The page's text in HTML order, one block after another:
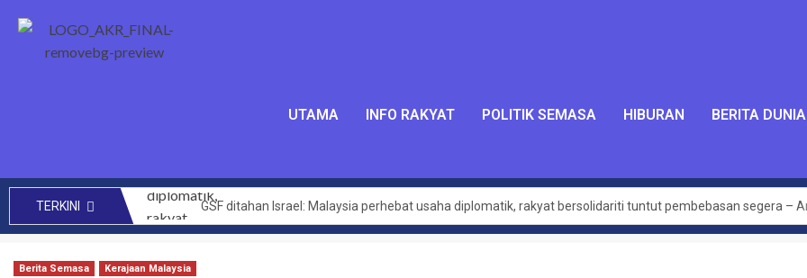
UTAMA INFO RAKYAT POLITIK SEMASA HIBURAN BERITA DUNIA
TERKINI
GSF ditahan Israel: Malaysia perhebat usaha diplomatik, rakyat bersolidariti tuntut pembebasan segera –
SENIMAN kecam Israel tahan aktivis Global Sumud Flotilla – Hafiz Nafiah
Berita Semasa Kerajaan Malaysia